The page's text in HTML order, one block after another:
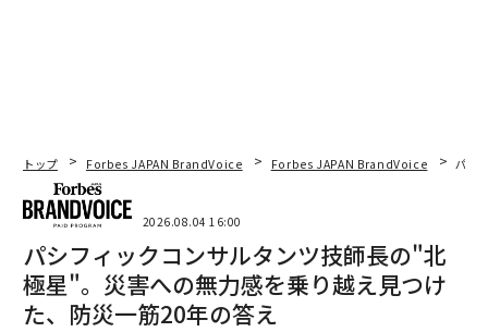
トップ Forbes JAPAN BrandVoice Forbes JAPAN BrandVoice パシ
2026.08.04 16:00
パシフィックコンサルタンツ技師長の"北
極星"。災害への無力感を乗り越え見つけ
た、防災一筋20年の答え